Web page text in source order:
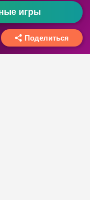
игры
Поделиться